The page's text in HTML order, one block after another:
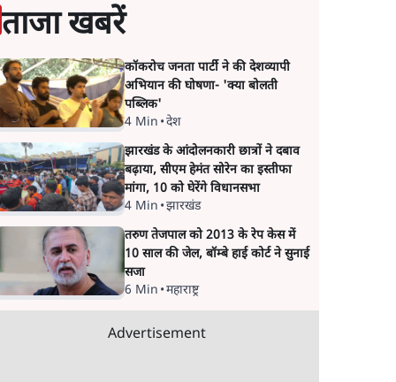
ताजा खबरें
कॉकरोच जनता पार्टी ने की देशव्यापी
अभियान की घोषणा- 'क्या बोलती
पब्लिक'
4 Min •देश
झारखंड के आंदोलनकारी छात्रों ने दबाव
बढ़ाया, सीएम हेमंत सोरेन का इस्तीफा
मांगा, 10 को घेरेंगे विधानसभा
4 Min •झारखंड
तरुण तेजपाल को 2013 के रेप केस में
10 साल की जेल, बॉम्बे हाई कोर्ट ने सुनाई
सजा
6 Min •महाराष्ट्र
Advertisement